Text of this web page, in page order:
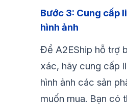
Bước 3: Cung cấp
hình ảnh
Để A2EShip hỗ trợ
xác, hãy cung cấp
hình ảnh các sản
muốn mua. Bạn có